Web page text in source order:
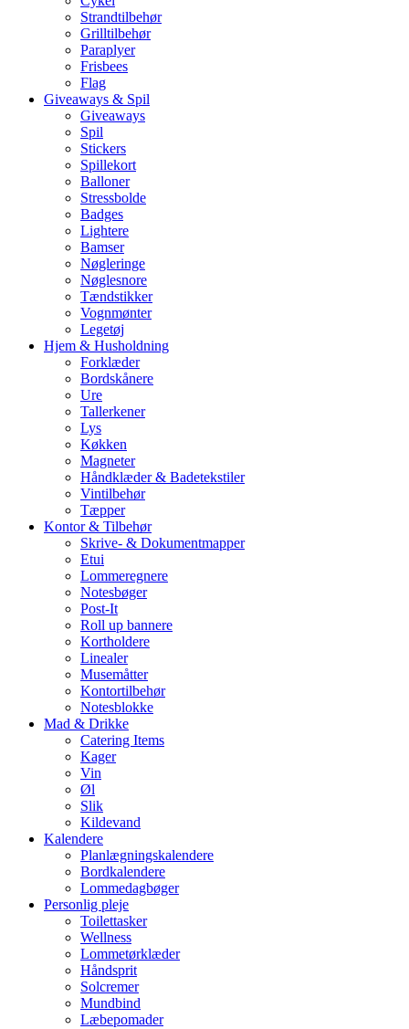
Strandtilbehør
Grilltilbehør
Paraplyer
Frisbees
Flag
Giveaways & Spil
Giveaways
Spil
Stickers
Spillekort
Balloner
Stressbolde
Badges
Lightere
Bamser
Nøgleringe
Nøglesnore
Tændstikker
Vognmønter
Legetøj
Hjem & Husholdning
Forklæder
Bordskånere
Ure
Tallerkener
Lys
Køkken
Magneter
Håndklæder & Badetekstiler
Vintilbehør
Tæpper
Kontor & Tilbehør
Skrive- & Dokumentmapper
Etui
Lommeregnere
Notesbøger
Post-It
Roll up bannere
Kortholdere
Linealer
Musemåtter
Kontortilbehør
Notesblokke
Mad & Drikke
Catering Items
Kager
Vin
Øl
Slik
Kildevand
Kalendere
Planlægningskalendere
Bordkalendere
Lommedagbøger
Personlig pleje
Toilettasker
Wellness
Lommetørklæder
Håndsprit
Solcremer
Mundbind
Læbepomader